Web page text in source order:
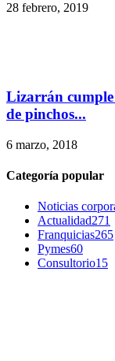
28 febrero, 2019
Lizarrán cumple
de pinchos...
6 marzo, 2018
Categoría popular
Noticias
Actualidad271
Franquicias265
Pymes60
Consultorio15